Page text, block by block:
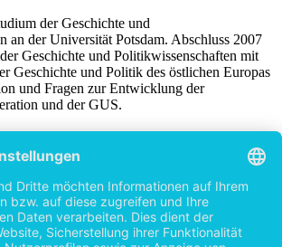
der Geschichte und
an der Universität Potsdam. Abschluss 2007
Geschichte und Politikwissenschaften mit
Geschichte und Politik des östlichen Europas
und Fragen zur Entwicklung der
und der GUS.
die parteipolitische Macht in
Föderation